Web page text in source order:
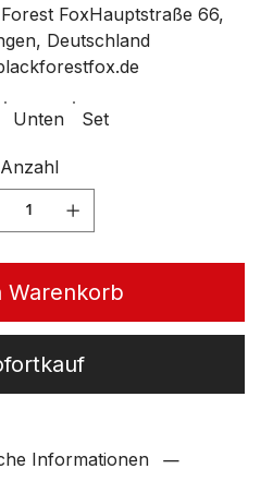
FoxHauptstraße 66,
Deutschland
Unten Set
Anzahl
Warenkorb
Informationen